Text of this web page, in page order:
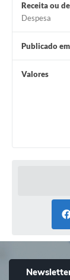
Receita ou
Despesa
Publicado em
Valores